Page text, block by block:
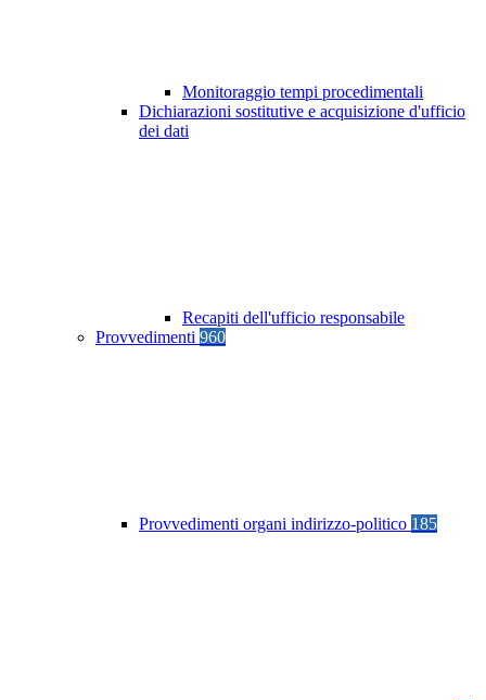
Monitoraggio tempi procedimentali
Dichiarazioni sostitutive e acquisizione d'ufficio
dei dati
Recapiti dell'ufficio responsabile
Provvedimenti 960
Provvedimenti organi indirizzo-politico 185